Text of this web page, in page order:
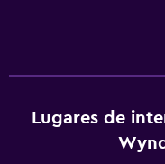
Lugares de